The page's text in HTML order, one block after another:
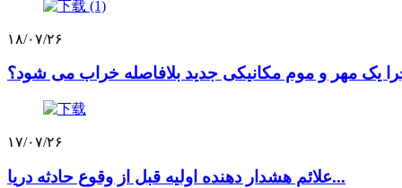
۱۸/۰۷/۲۶
یک مهر و موم مکانیکی جدید بلافاصله خراب می شود؟
۱۷/۰۷/۲۶
علائم هشدار دهنده اولیه قبل از وقوع حادثه دریا...